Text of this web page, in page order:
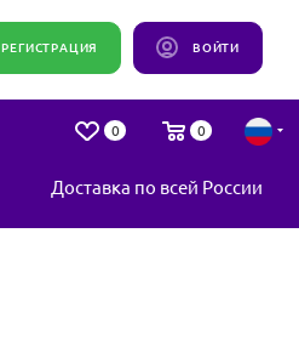
ВОЙТИ
РЕГИСТРАЦИЯ
0 0
Доставка по всей России